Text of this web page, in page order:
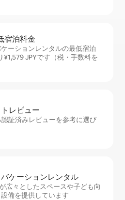
宿⁠泊⁠料⁠金
ーションレンタルの最低宿泊
¥1,579 JPYです（税・手数料を
レ⁠ビ⁠ュ⁠ー
証済みレビューを参考に選び
ケ⁠ー⁠シ⁠ョ⁠ンレ⁠ン⁠タ⁠ル
広々としたスペースや子ども向
備を提供しています